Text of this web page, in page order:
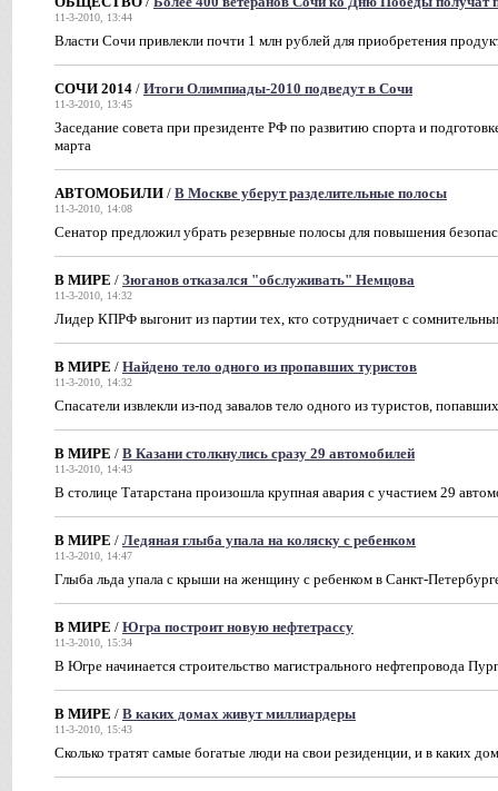
11-3-2010, 13:44
Власти Сочи привлекли почти 1 млн рублей для приобретения
СОЧИ 2014 / Итоги Олимпиады-2010 подведут в Сочи
11-3-2010, 13:45
Заседание совета при президенте РФ по развитию спорта и
марта
АВТОМОБИЛИ / В Москве уберут разделительные полосы
11-3-2010, 14:08
Сенатор предложил убрать резервные полосы для повышения
В МИРЕ / Зюганов отказался "обслуживать" Немцова
11-3-2010, 14:32
Лидер КПРФ выгонит из партии тех, кто сотрудничает с
В МИРЕ / Найдено тело одного из пропавших туристов
11-3-2010, 14:32
Спасатели извлекли из-под завалов тело одного из туристов,
В МИРЕ / В Казани столкнулись сразу 29 автомобилей
11-3-2010, 14:43
В столице Татарстана произошла крупная авария с участием 29
В МИРЕ / Ледяная глыба упала на коляску с ребенком
11-3-2010, 14:47
Глыба льда упала с крыши на женщину с ребенком в Санкт-
В МИРЕ / Югра построит новую нефтетрассу
11-3-2010, 15:34
В Югре начинается строительство магистрального нефтепровода
В МИРЕ / В каких домах живут миллиардеры
11-3-2010, 15:43
Cколько тратят самые богатые люди на свои резиденции, и в каких